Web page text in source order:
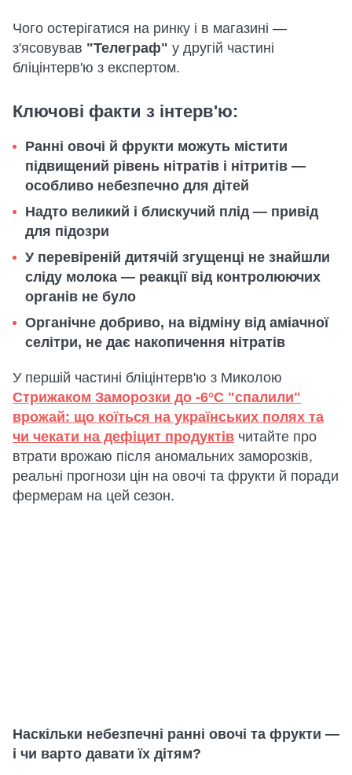
Чого остерігатися на ринку і в магазині —
з'ясовував "Телеграф" у другій частині
бліцінтерв'ю з експертом.
Ключові факти з інтерв'ю:
Ранні овочі й фрукти можуть містити
підвищений рівень нітратів і нітритів —
особливо небезпечно для дітей
Надто великий і блискучий плід — привід
для підозри
У перевіреній дитячій згущенці не знайшли
сліду молока — реакції від контролюючих
органів не було
Органічне добриво, на відміну від аміачної
селітри, не дає накопичення нітратів
У першій частині бліцінтерв'ю з Миколою
Стрижаком Заморозки до -6°C "спалили"
врожай: що коїться на українських полях та
чи чекати на дефіцит продуктів читайте про
втрати врожаю після аномальних заморозків,
реальні прогнози цін на овочі та фрукти й поради
фермерам на цей сезон.
Наскільки небезпечні ранні овочі та фрукти —
і чи варто давати їх дітям?